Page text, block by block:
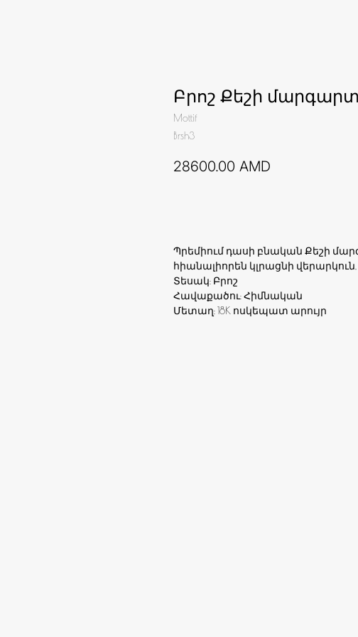
Բրոշ Քեշի
Mottif
Brsh3
28600.00 AMD
Պրեմիում դասի բնական Քեշի
հիանալիորեն կլրացնի
Տեսակ: Բրոշ
Հավաքածու: Հիմնական
Մետաղ: 18K ոսկեպատ արույր